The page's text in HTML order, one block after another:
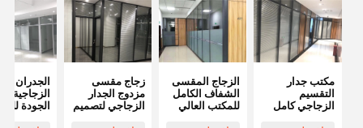
مكتب جدار
التقسيم
الزجاجي كامل
الزجاج المقسى
الشفاف الكامل
للمكتب العالي
زجاج مقسى
مزدوج الجدار
الزجاجي لتصميم
الجدران
الزجاجية
الجودة